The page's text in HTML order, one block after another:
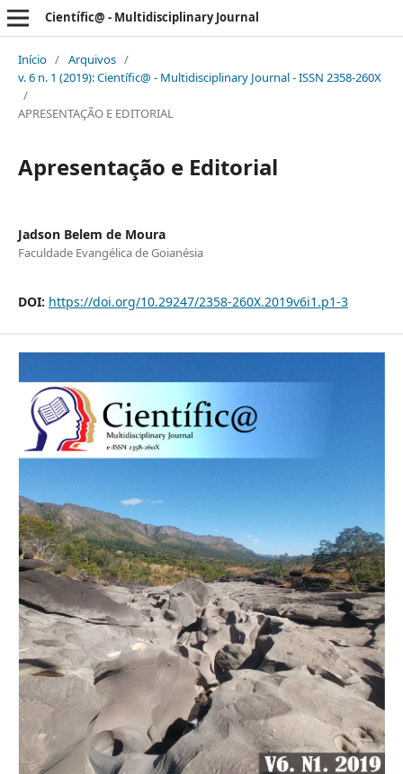
Científic@ - Multidisciplinary Journal
Início / Arquivos /
v. 6 n. 1 (2019): Científic@ - Multidisciplinary Journal - ISSN 2358-260X
/
APRESENTAÇÃO E EDITORIAL
Apresentação e Editorial
Jadson Belem de Moura
Faculdade Evangélica de Goianésia
DOI: https://doi.org/10.29247/2358-260X.2019v6i1.p1-3